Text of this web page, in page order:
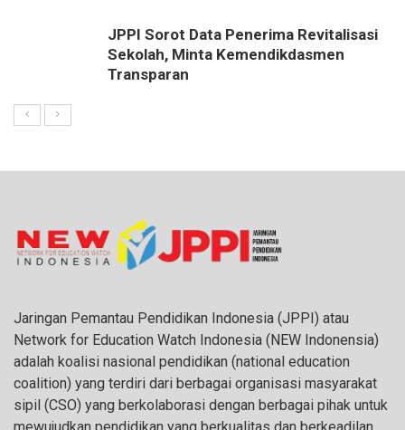
JPPI Sorot Data Penerima Revitalisasi
Sekolah, Minta Kemendikdasmen
Transparan
Jaringan Pemantau Pendidikan Indonesia (JPPI) atau
Network for Education Watch Indonesia (NEW Indonensia)
adalah koalisi nasional pendidikan (national education
coalition) yang terdiri dari berbagai organisasi masyarakat
sipil (CSO) yang berkolaborasi dengan berbagai pihak untuk